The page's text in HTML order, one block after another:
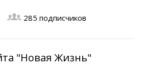
285 подписчиков
"Новая Жизнь"